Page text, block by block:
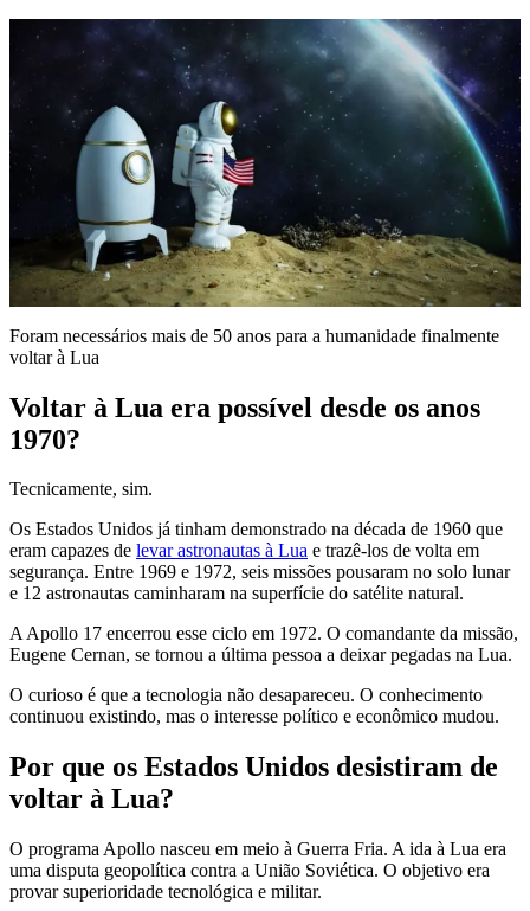
Foram necessários mais de 50 anos para a humanidade finalmente
voltar à Lua
Voltar à Lua era possível desde os anos
1970?
Tecnicamente, sim.
Os Estados Unidos já tinham demonstrado na década de 1960 que
eram capazes de levar astronautas à Lua e trazê-los de volta em
segurança. Entre 1969 e 1972, seis missões pousaram no solo lunar
e 12 astronautas caminharam na superfície do satélite natural.
A Apollo 17 encerrou esse ciclo em 1972. O comandante da missão,
Eugene Cernan, se tornou a última pessoa a deixar pegadas na Lua.
O curioso é que a tecnologia não desapareceu. O conhecimento
continuou existindo, mas o interesse político e econômico mudou.
Por que os Estados Unidos desistiram de
voltar à Lua?
O programa Apollo nasceu em meio à Guerra Fria. A ida à Lua era
uma disputa geopolítica contra a União Soviética. O objetivo era
provar superioridade tecnológica e militar.